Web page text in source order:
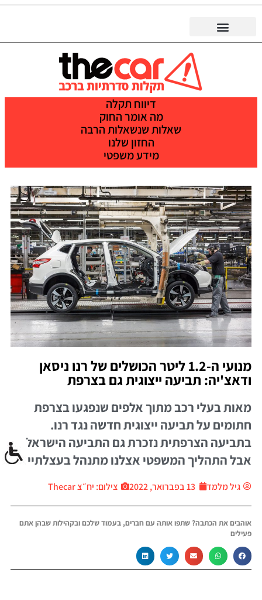
דיווח תקלה
מה אומר החוק
שאלות שנשאלות הרבה
החזון שלנו
מידע משפטי
מנועי ה-1.2 ליטר הכושלים של רנו ניסאן
ודאצ'יה: תביעה ייצוגית גם בצרפת
מאות בעלי רכב מתוך אלפים שנפגעו בצרפת
חתומים על תביעה ייצוגית חדשה נגד רנו.
בתביעה הצרפתית נזכרת גם התביעה הישראלית,
אבל התהליך המשפטי אצלנו מתנהל בעצלתיים
גיל מלמד 13 בפברואר, 2022 צילום: יח״צ Thecar
אוהבים את הכתבה? שתפו אותה עם חברים, בעמוד שלכם ובקהילות שבהן אתם
פעילים